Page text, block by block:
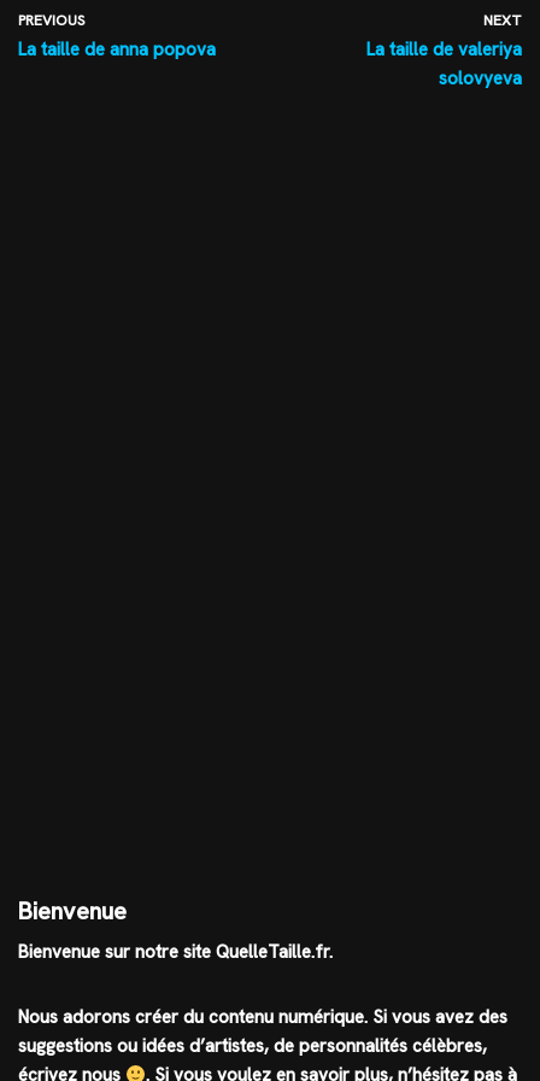
PREVIOUS
La taille de anna popova
NEXT
La taille de valeriya
solovyeva
Bienvenue
Bienvenue sur notre site QuelleTaille.fr.
Nous adorons créer du contenu numérique. Si vous avez des
suggestions ou idées d’artistes, de personnalités célèbres,
écrivez nous
. Si vous voulez en savoir plus, n’hésitez pas à